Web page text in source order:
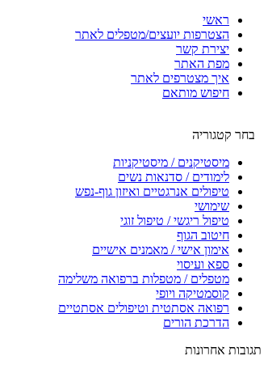
ראשי
הצטרפות יועצים/מטפלים לאתר
יצירת קשר
מפת האתר
איך מצטרפים לאתר
חיפוש מותאם
בחר קטגוריה
מיסטיקנים / מיסטיקניות
לימודים / סדנאות נשים
טיפולים אנרגטיים ואיזון גוף-נפש
שימושי
טיפול ריגשי / טיפול זוגי
חיטוב הגוף
אימון אישי / מאמנים אישיים
ספא ועיסוי
מטפלים / מטפלות ברפואה משלימה
קוסמטיקה ויופי
רפואה אסתטית וטיפולים אסתטיים
הדרכת הורים
תגובות אחרונות